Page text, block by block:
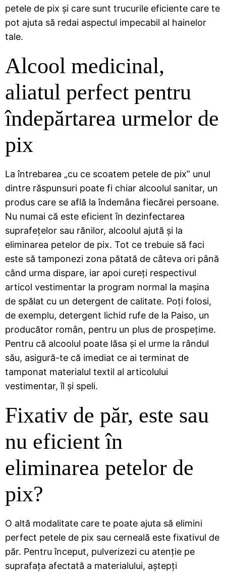
petele de pix și care sunt trucurile eficiente care te
pot ajuta să redai aspectul impecabil al hainelor
tale.
Alcool medicinal,
aliatul perfect pentru
îndepărtarea urmelor de
pix
La întrebarea „cu ce scoatem petele de pix” unul
dintre răspunsuri poate fi chiar alcoolul sanitar, un
produs care se află la îndemâna fiecărei persoane.
Nu numai că este eficient în dezinfectarea
suprafețelor sau rănilor, alcoolul ajută și la
eliminarea petelor de pix. Tot ce trebuie să faci
este să tamponezi zona pătată de câteva ori până
când urma dispare, iar apoi cureți respectivul
articol vestimentar la program normal la mașina
de spălat cu un detergent de calitate. Poți folosi,
de exemplu, detergent lichid rufe de la Paiso, un
producător român, pentru un plus de prospețime.
Pentru că alcoolul poate lăsa și el urme la rândul
său, asigură-te că imediat ce ai terminat de
tamponat materialul textil al articolului
vestimentar, îl și speli.
Fixativ de păr, este sau
nu eficient în
eliminarea petelor de
pix?
O altă modalitate care te poate ajuta să elimini
perfect petele de pix sau cerneală este fixativul de
păr. Pentru început, pulverizezi cu atenție pe
suprafața afectată a materialului, aștepți